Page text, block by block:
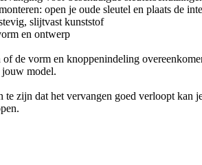
open je oude sleutel en plaats de
slijtvast kunststof
en ontwerp
de vorm en knoppenindeling
model.
te zijn dat het vervangen goed verloopt kan